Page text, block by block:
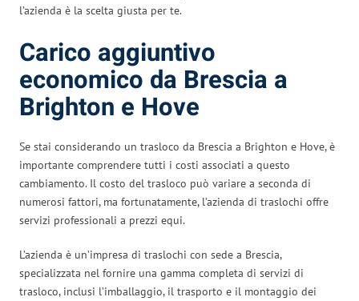
l’azienda è la scelta giusta per te.
Carico aggiuntivo
economico da Brescia a
Brighton e Hove
Se stai considerando un trasloco da Brescia a Brighton e Hove, è
importante comprendere tutti i costi associati a questo
cambiamento. Il costo del trasloco può variare a seconda di
numerosi fattori, ma fortunatamente, l’azienda di traslochi offre
servizi professionali a prezzi equi.
L’azienda è un’impresa di traslochi con sede a Brescia,
specializzata nel fornire una gamma completa di servizi di
trasloco, inclusi l’imballaggio, il trasporto e il montaggio dei